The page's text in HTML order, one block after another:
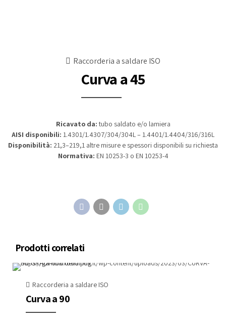
Raccorderia a saldare ISO
Curva a 45
Ricavato da: tubo saldato e/o lamiera
AISI disponibili: 1.4301/1.4307/304/304L – 1.4401/1.4404/316/316L
Disponibilità: 21,3–219,1 altre misure e spessori disponibili su richiesta
Normativa: EN 10253-3 o EN 10253-4
Prodotti correlati
Raccorderia a saldare ISO
Curva a 90